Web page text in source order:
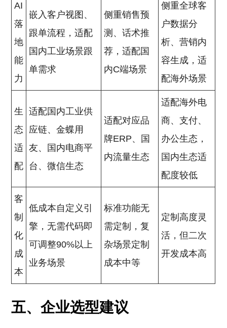
AI
落
地
能
力
嵌入客户视图、
跟单流程，适配
国内工业场景跟
单需求
侧重销售预
测、话术推
荐，适配国
内C端场景
侧重全球客
户数据分
析、营销内
容生成，适
配海外场景
生
态
适
配
适配国内工业供
应链、金蝶用
友、国内电商平
台、微信生态
适配对应品
牌ERP、国
内流量生态
适配海外电
商、支付、
办公生态，
国内生态适
配度较低
客
制
化
成
本
低成本自定义引
擎，无需代码即
可调整90%以上
业务场景
标准功能无
需定制，复
杂场景定制
成本中等
定制高度灵
活，但二次
开发成本高
五、企业选型建议